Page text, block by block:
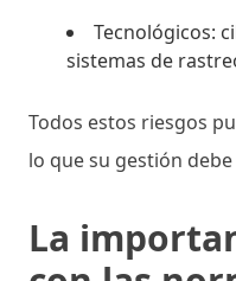
Tecnológicos:
sistemas de
Todos estos riesgos
lo que su gestión
La